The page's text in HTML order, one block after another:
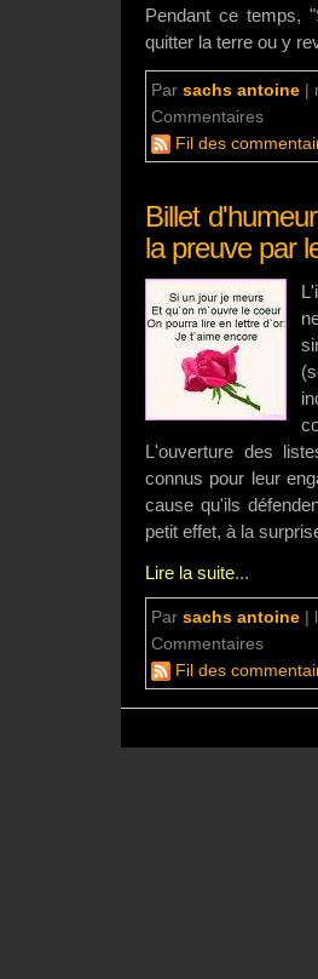
Pendant ce temps,
quitter la terre ou y
Par sachs antoine |
Commentaires
Fil des
Billet
la preuve par
L'ouverture des
connus pour leur
cause qu'ils
petit effet, à la
Lire la suite...
Par sachs antoine |
Commentaires
Fil des